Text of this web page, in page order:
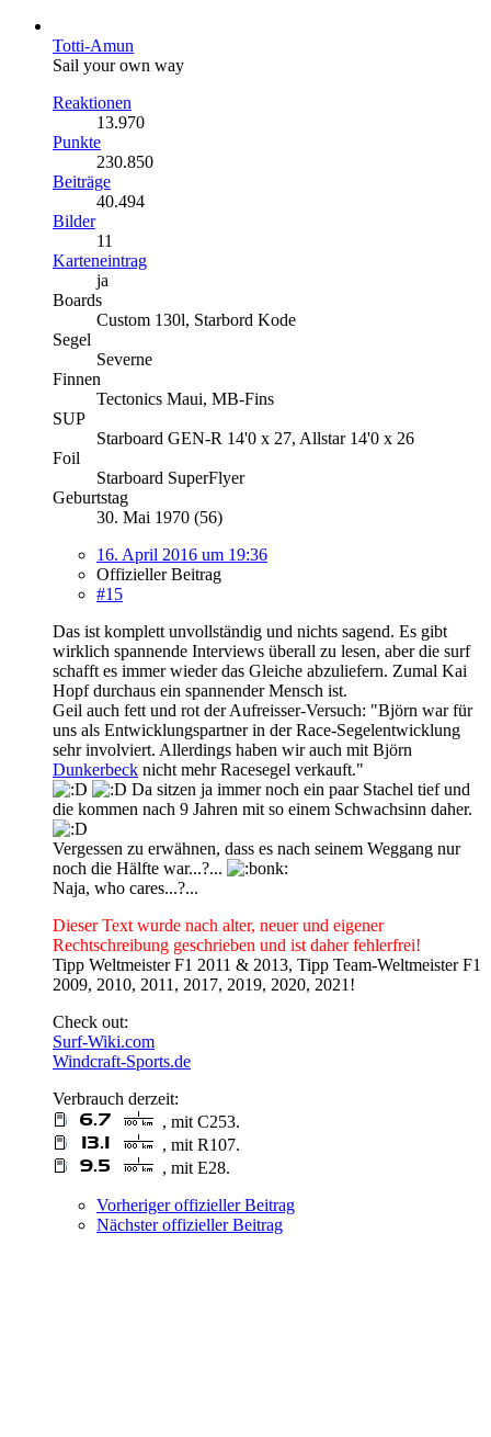
Totti-Amun
Sail your own way
Reaktionen
13.970
Punkte
230.850
Beiträge
40.494
Bilder
11
Karteneintrag
ja
Boards
Custom 130l, Starbord Kode
Segel
Severne
Finnen
Tectonics Maui, MB-Fins
SUP
Starboard GEN-R 14'0 x 27, Allstar 14'0 x 26
Foil
Starboard SuperFlyer
Geburtstag
30. Mai 1970 (56)
16. April 2016 um 19:36
Offizieller Beitrag
#15
Das ist komplett unvollständig und nichts sagend. Es gibt
wirklich spannende Interviews überall zu lesen, aber die surf
schafft es immer wieder das Gleiche abzuliefern. Zumal Kai
Hopf durchaus ein spannender Mensch ist.
Geil auch fett und rot der Aufreisser-Versuch: "Björn war für
uns als Entwicklungspartner in der Race-Segelentwicklung
sehr involviert. Allerdings haben wir auch mit Björn
Dunkerbeck nicht mehr Racesegel verkauft."
Da sitzen ja immer noch ein paar Stachel tief und
die kommen nach 9 Jahren mit so einem Schwachsinn daher.
Vergessen zu erwähnen, dass es nach seinem Weggang nur
noch die Hälfte war...?...
Naja, who cares...?...
Dieser Text wurde nach alter, neuer und eigener
Rechtschreibung geschrieben und ist daher fehlerfrei!
Tipp Weltmeister F1 2011 & 2013, Tipp Team-Weltmeister F1
2009, 2010, 2011, 2017, 2019, 2020, 2021!
Check out:
Surf-Wiki.com
Windcraft-Sports.de
Verbrauch derzeit:
, mit C253.
, mit R107.
, mit E28.
Vorheriger offizieller Beitrag
Nächster offizieller Beitrag